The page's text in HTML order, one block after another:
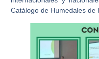
Catálogo de Humedales de